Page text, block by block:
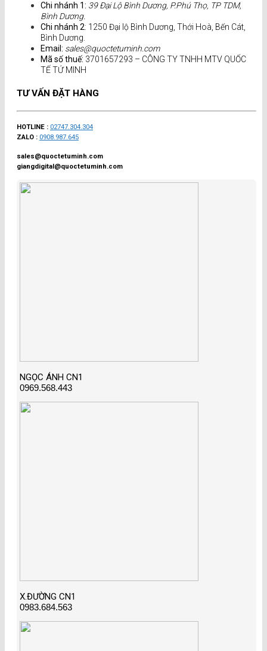
Chi nhánh 1: 39 Đại Lộ Bình Dương, P.Phú Thọ, TP TDM,
Bình Dương.
Chi nhánh 2: 1250 Đại lộ Bình Dương, Thới Hoà, Bến Cát,
Bình Dương.
Email: sales@quoctetuminh.com
Mã số thuế: 3701657293 – CÔNG TY TNHH MTV QUỐC
TẾ TỨ MINH
TƯ VẤN ĐẶT HÀNG
HOTLINE : 02747.304.304
ZALO : 0908.987.645
sales@quoctetuminh.com
giangdigital@quoctetuminh.com
NGỌC ÁNH CN1
0969.568.443
X.ĐƯỜNG CN1
0983.684.563